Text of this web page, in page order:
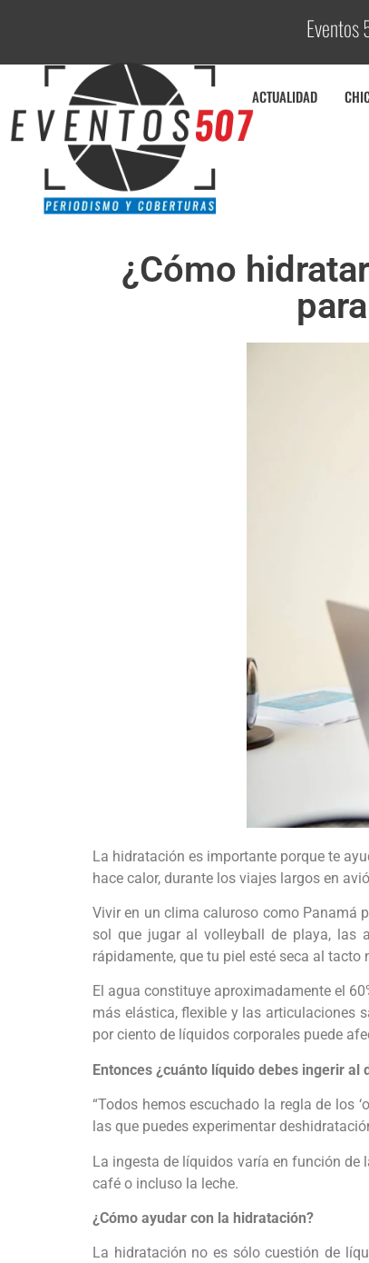
Eventos
ACTUALIDAD
¿Cómo
La hidratación es importante porque te
hace calor, durante los viajes largos en
Vivir en un clima caluroso como Panamá
sol que jugar al volleyball de playa, las
rápidamente, que tu piel esté seca al
El agua constituye aproximadamente el
más elástica, flexible y las articulaciones
por ciento de líquidos corporales puede
Entonces ¿cuánto líquido debes ingerir al
“Todos hemos escuchado la regla de los
las que puedes experimentar
La ingesta de líquidos varía en función de
café o incluso la leche.
¿Cómo ayudar con la hidratación?
La hidratación no es sólo cuestión de